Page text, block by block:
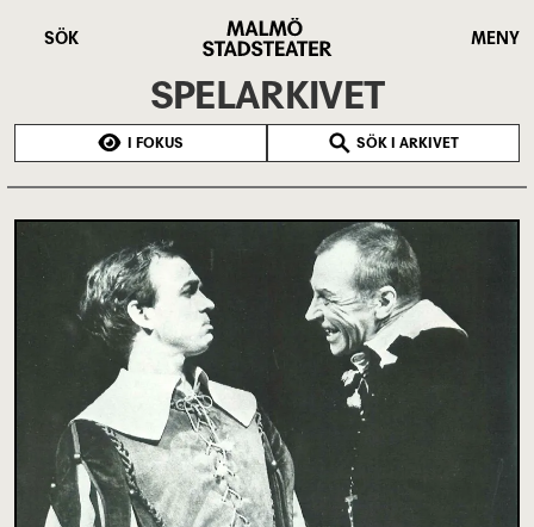
SÖK
Stadsteater
MENY
SPELARKIVET
I FOKUS SÖK I ARKIVET